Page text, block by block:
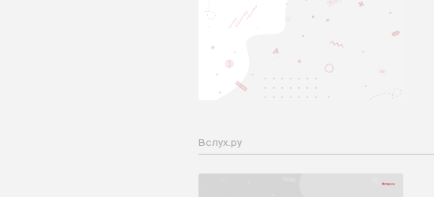
Вслух.ру